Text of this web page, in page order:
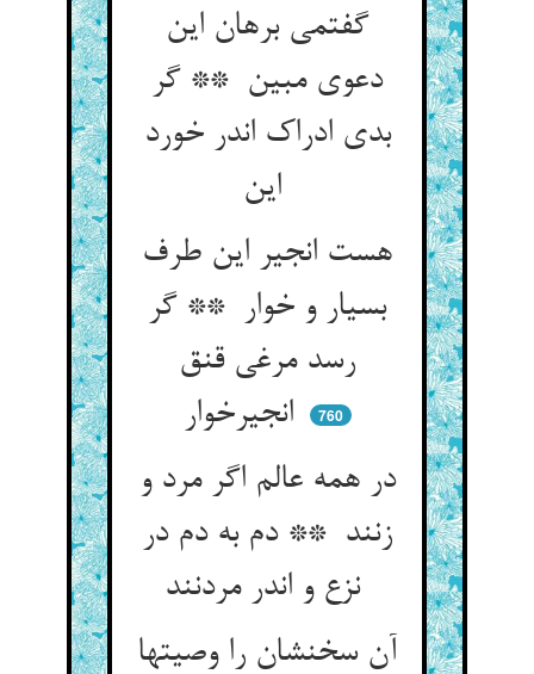
گفتمی برهان این
دعوی مبین ** گر
بدی ادراک اندر خورد
هست انجیر این طرف
بسیار و خوار ** گر
رسد مرغی قنق
انجیرخوار
760
در همه عالم اگر مرد و
زنند ** دم به دم در
نزع و اندر مردنند
آن سخنشان را وصیتها